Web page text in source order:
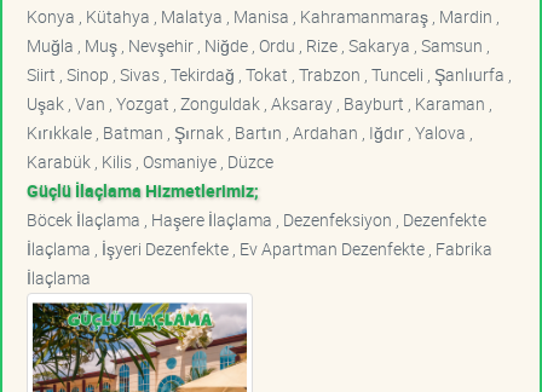
Konya , Kütahya , Malatya , Manisa , Kahramanmaraş , Mardin ,
Muğla , Muş , Nevşehir , Niğde , Ordu , Rize , Sakarya , Samsun ,
Siirt , Sinop , Sivas , Tekirdağ , Tokat , Trabzon , Tunceli , Şanlıurfa ,
Uşak , Van , Yozgat , Zonguldak , Aksaray , Bayburt , Karaman ,
Kırıkkale , Batman , Şırnak , Bartın , Ardahan , Iğdır , Yalova ,
Karabük , Kilis , Osmaniye , Düzce
Güçlü İlaçlama Hizmetlerimiz;
Böcek İlaçlama , Haşere İlaçlama , Dezenfeksiyon , Dezenfekte
İlaçlama , İşyeri Dezenfekte , Ev Apartman Dezenfekte , Fabrika
İlaçlama